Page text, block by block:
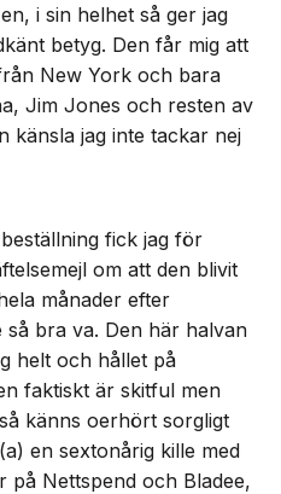
i sin helhet så ger jag
betyg. Den får mig att
New York och bara
Jim Jones och resten av
känsla jag inte tackar nej
fick jag för
om att den blivit
månader efter
så bra va. Den här halvan
helt och hållet på
faktiskt är skitful men
känns oerhört sorgligt
en sextonårig kille med
på Nettspend och Bladee,